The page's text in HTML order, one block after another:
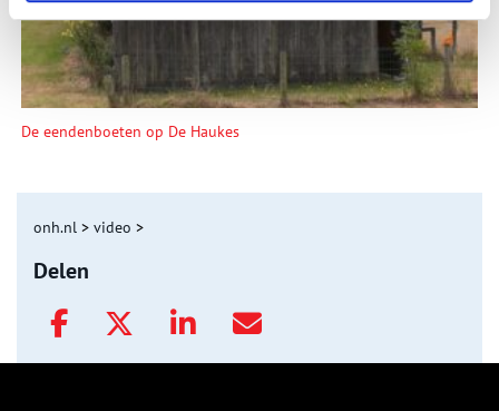
De eendenboeten op De Haukes
onh.nl > video >
Delen